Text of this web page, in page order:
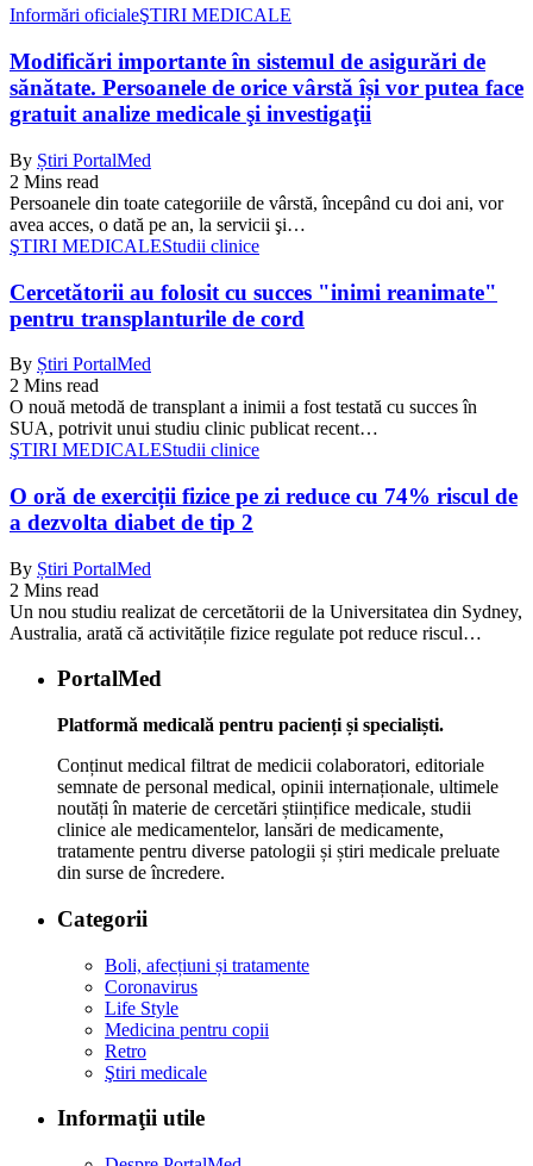
Informări oficialeŞTIRI MEDICALE
Modificări importante în sistemul de asigurări de
sănătate. Persoanele de orice vârstă își vor putea face
gratuit analize medicale şi investigaţii
By Știri PortalMed
2 Mins read
Persoanele din toate categoriile de vârstă, începând cu doi ani, vor
avea acces, o dată pe an, la servicii şi…
ŞTIRI MEDICALEStudii clinice
Cercetătorii au folosit cu succes "inimi reanimate"
pentru transplanturile de cord
By Știri PortalMed
2 Mins read
O nouă metodă de transplant a inimii a fost testată cu succes în
SUA, potrivit unui studiu clinic publicat recent…
ŞTIRI MEDICALEStudii clinice
O oră de exerciții fizice pe zi reduce cu 74% riscul de
a dezvolta diabet de tip 2
By Știri PortalMed
2 Mins read
Un nou studiu realizat de cercetătorii de la Universitatea din Sydney,
Australia, arată că activitățile fizice regulate pot reduce riscul…
PortalMed
Platformă medicală pentru pacienți și specialiști.
Conținut medical filtrat de medicii colaboratori, editoriale
semnate de personal medical, opinii internaționale, ultimele
noutăți în materie de cercetări științifice medicale, studii
clinice ale medicamentelor, lansări de medicamente,
tratamente pentru diverse patologii și știri medicale preluate
din surse de încredere.
Categorii
Boli, afecțiuni și tratamente
Coronavirus
Life Style
Medicina pentru copii
Retro
Ştiri medicale
Informaţii utile